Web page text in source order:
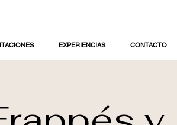
EXPERIENCIAS CONTACTO